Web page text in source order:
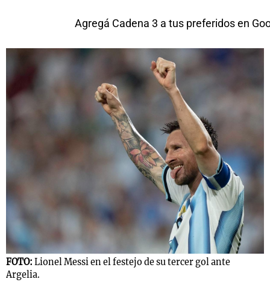
Agregá Cadena 3 a tus preferidos en
FOTO: Lionel Messi en el festejo de su tercer gol ante
Argelia.